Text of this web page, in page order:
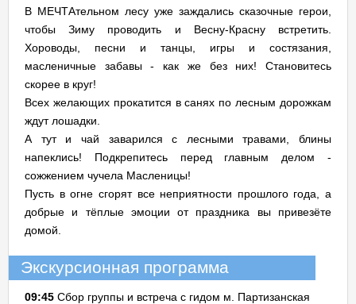
В МЕЧТАтельном лесу уже заждались сказочные герои,
чтобы Зиму проводить и Весну-Красну встретить.
Хороводы, песни и танцы, игры и состязания,
масленичные забавы - как же без них! Становитесь
скорее в круг!
Всех желающих прокатится в санях по лесным дорожкам
ждут лошадки.
А тут и чай заварился с лесными травами, блины
напеклись! Подкрепитесь перед главным делом -
сожжением чучела Масленицы!
Пусть в огне сгорят все неприятности прошлого года, а
добрые и тёплые эмоции от праздника вы привезёте
домой.
Экскурсионная программа
09:45 Сбор группы и встреча с гидом м. Партизанская